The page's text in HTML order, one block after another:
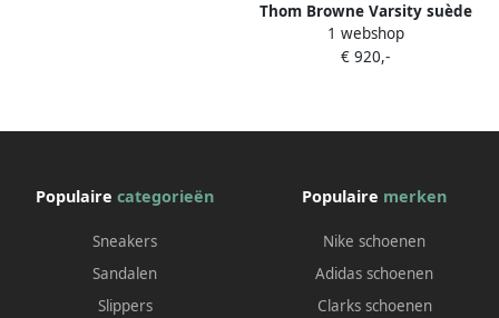
Thom Browne Varsity suède
loafers Grijs
1 webshop
€ 920,-
Populaire categorieën
Sneakers
Sandalen
Slippers
Populaire merken
Nike schoenen
Adidas schoenen
Clarks schoenen